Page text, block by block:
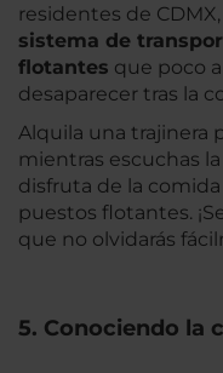
residentes de CDMX,
sistema de
flotantes que poco
desaparecer tras la
Alquila una trajinera
mientras escuchas
disfruta de la
puestos flotantes.
que no olvidarás
5. Conociendo la